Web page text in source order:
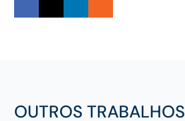
OUTROS TRABALHOS